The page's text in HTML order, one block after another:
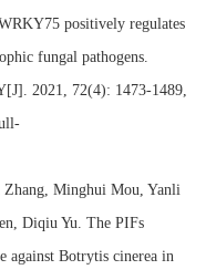
positively regulates
fungal pathogens.
2021, 72(4): 1473-1489,
Zhang, Minghui Mou, Yanli
Diqiu Yu. The PIFs
against Botrytis cinerea in